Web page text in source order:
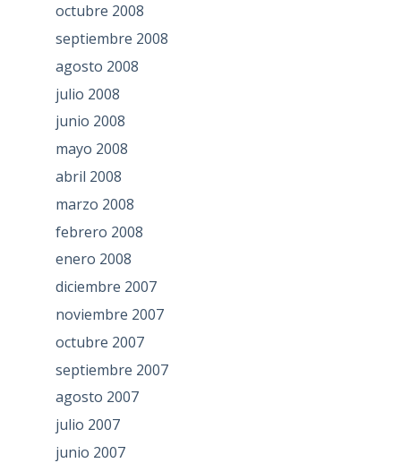
octubre 2008
septiembre 2008
agosto 2008
julio 2008
junio 2008
mayo 2008
abril 2008
marzo 2008
febrero 2008
enero 2008
diciembre 2007
noviembre 2007
octubre 2007
septiembre 2007
agosto 2007
julio 2007
junio 2007